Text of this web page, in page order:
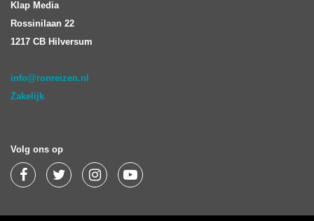
Klap Media
Rossinilaan 22
1217 CB Hilversum
info@ronreizen.nl
Zakelijk
Volg ons op